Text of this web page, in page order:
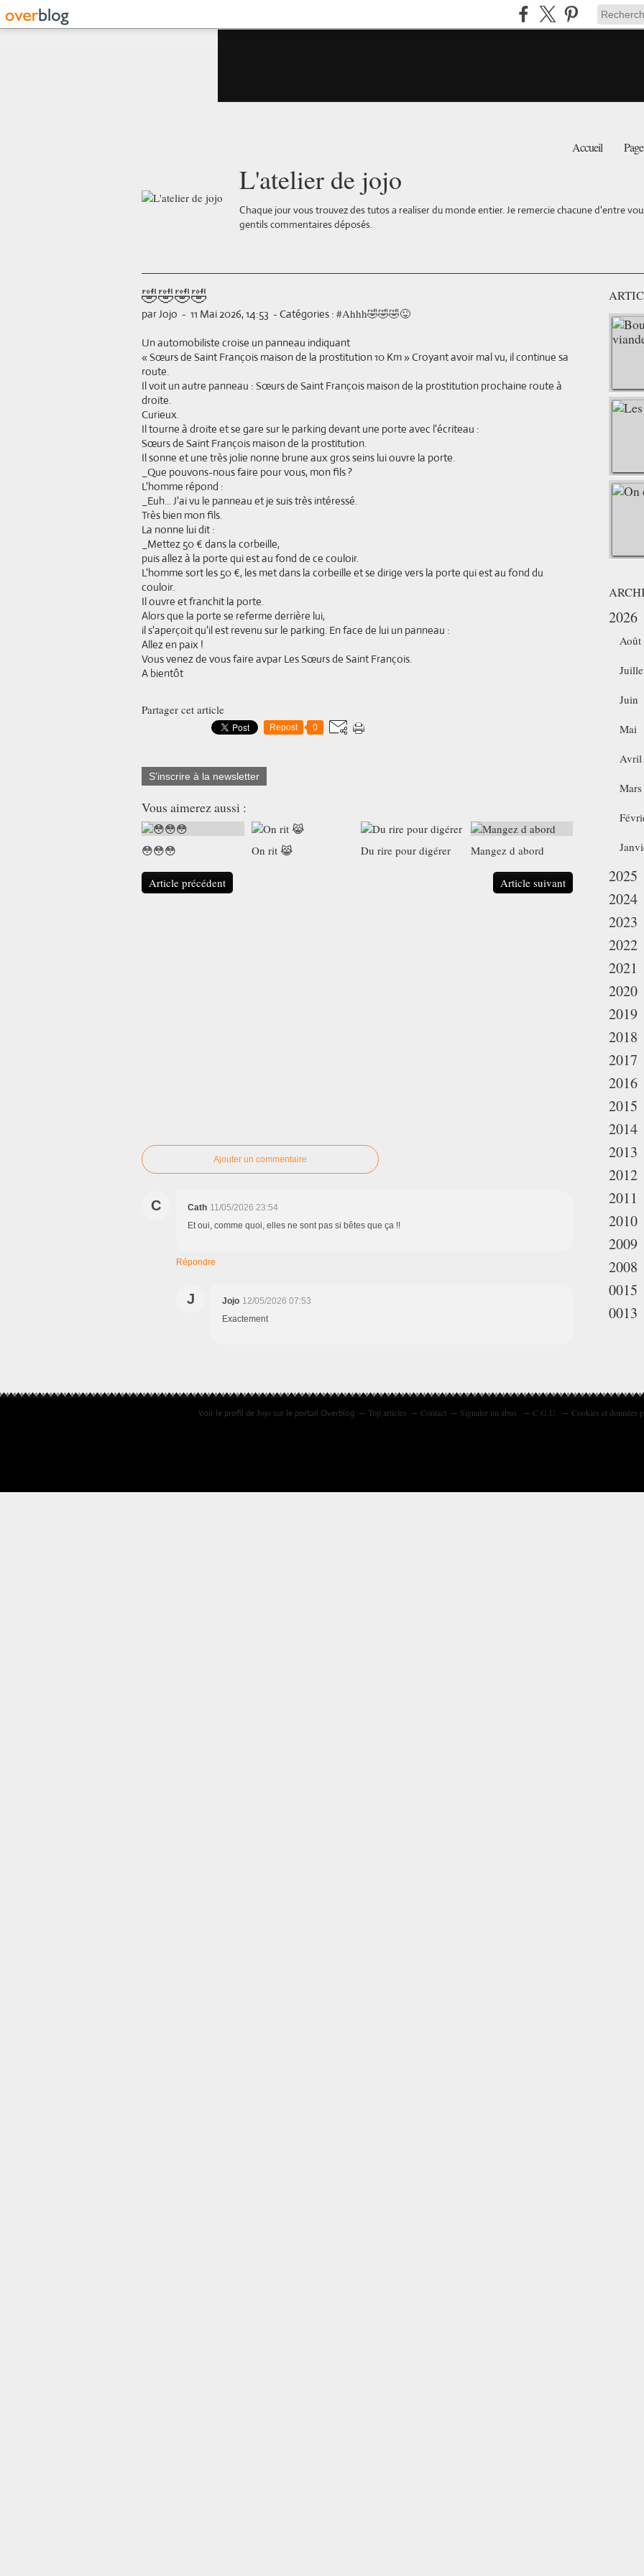
Accueil
L'atelier de jojo
Chaque jour vous trouvez des tutos a realiser du monde entier. Je remercie chacune d'entre
gentils commentaires déposés.
🤣🤣🤣🤣
par Jojo - 11 Mai 2026, 14:53 - Catégories : #Ahhh🤣🤣🤣😜
Un automobiliste croise un panneau indiquant
« Sœurs de Saint François maison de la prostitution 10 Km » Croyant avoir mal vu, il continue sa
route.
Il voit un autre panneau : Sœurs de Saint François maison de la prostitution prochaine route à
droite.
Curieux.
Il tourne à droite et se gare sur le parking devant une porte avec l'écriteau :
Sœurs de Saint François maison de la prostitution.
Il sonne et une très jolie nonne brune aux gros seins lui ouvre la porte.
_Que pouvons-nous faire pour vous, mon fils ?
L'homme répond :
_Euh... J'ai vu le panneau et je suis très intéressé.
Très bien mon fils.
La nonne lui dit :
_Mettez 50 € dans la corbeille,
puis allez à la porte qui est au fond de ce couloir.
L'homme sort les 50 €, les met dans la corbeille et se dirige vers la porte qui est au fond du
couloir.
Il ouvre et franchit la porte.
Alors que la porte se referme derrière lui,
il s'aperçoit qu'il est revenu sur le parking. En face de lui un panneau :
Allez en paix !
Vous venez de vous faire avpar Les Sœurs de Saint François.
A bientôt
Partager cet article
Repost 0
S'inscrire à la newsletter
Vous aimerez aussi :
😳😳😳 On rit 😹 Du rire pour digérer Mangez d abord
Article précédent Article suivant
Ajouter un commentaire
C Cath 11/05/2026 23:54
Et oui, comme quoi, elles ne sont pas si bêtes que ça !!
Répondre
J Jojo 12/05/2026 07:53
Exactement
2026
Août
Juin
Mai
Avril
Mars
2025
2024
2023
2022
2021
2020
2019
2018
2017
2016
2015
2014
2013
2012
2011
2010
2009
2008
0015
0013
Voir le profil de Jojo sur le portail Overblog Top articles Contact Signaler un abus C.G.U. Cookies et données